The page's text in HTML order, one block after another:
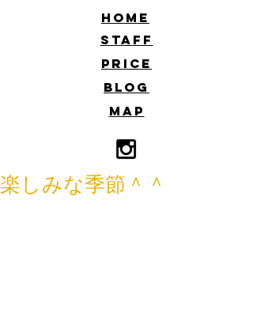
​HOME
​STAFF
​PRICE
​BLOG
​MAP
楽しみな季節＾＾